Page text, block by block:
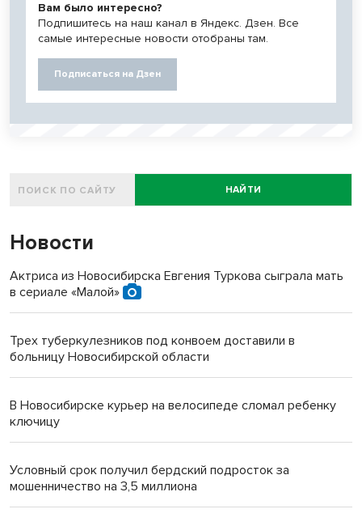
Вам было интересно?
Подпишитесь на наш канал в Яндекс. Дзен. Все
самые интересные новости отобраны там.
Подписаться на Дзен
НАЙТИ
Новости
Актриса из Новосибирска Евгения Туркова сыграла мать
в сериале «Малой»
Трех туберкулезников под конвоем доставили в
больницу Новосибирской области
В Новосибирске курьер на велосипеде сломал ребенку
ключицу
Условный срок получил бердский подросток за
мошенничество на 3,5 миллиона